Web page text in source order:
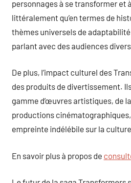
personnages à se transformer et
littéralement qu’en termes de
thèmes universels de
parlant avec des audiences
De plus, l’impact culturel des
des produits de divertissement.
gamme d’œuvres artistiques, de
productions
empreinte indélébile sur la
En savoir plus à propos de